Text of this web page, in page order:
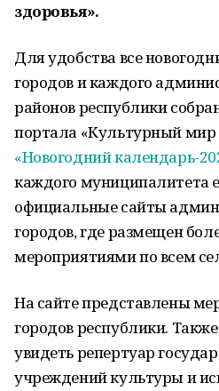
здоровья».
Для удобства все
городов и каждого
районов республики
портала «Культурный мир
«Новогодний календарь-
каждого муниципалитета
официальные сайты
городов, где размещен
мероприятиями по всем
На сайте представлены
городов республики.
увидеть репертуар
учреждений культуры и